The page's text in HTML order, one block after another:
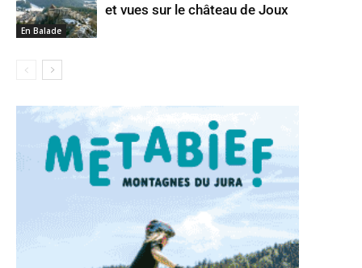
En Balade
et vues sur le château de Joux